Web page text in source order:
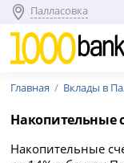
Палласовка
Главная Вклады в
Накопительные
Накопительные